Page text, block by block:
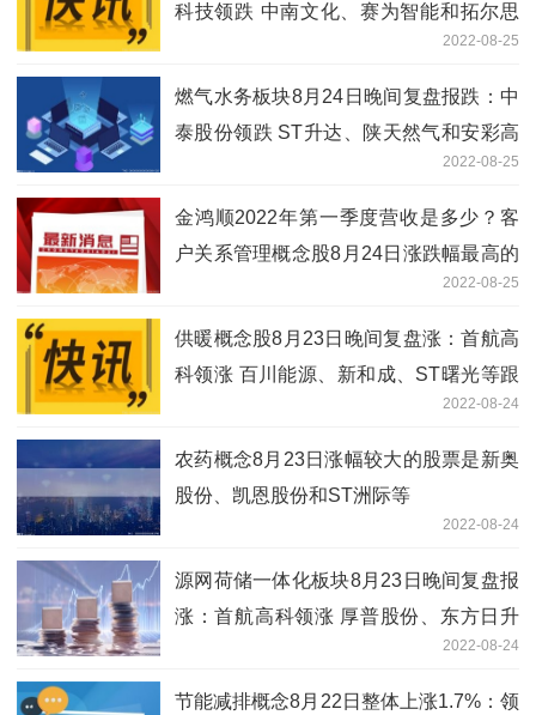
科技领跌 中南文化、赛为智能和拓尔思
2022-08-25
燃气水务板块8月24日晚间复盘报跌：中
泰股份领跌 ST升达、陕天然气和安彩高
2022-08-25
金鸿顺2022年第一季度营收是多少？客
户关系管理概念股8月24日涨跌幅最高的
2022-08-25
供暖概念股8月23日晚间复盘涨：首航高
科领涨 百川能源、新和成、ST曙光等跟
2022-08-24
农药概念8月23日涨幅较大的股票是新奥
股份、凯恩股份和ST洲际等
2022-08-24
源网荷储一体化板块8月23日晚间复盘报
涨：首航高科领涨 厚普股份、东方日升
2022-08-24
节能减排概念8月22日整体上涨1.7%：领